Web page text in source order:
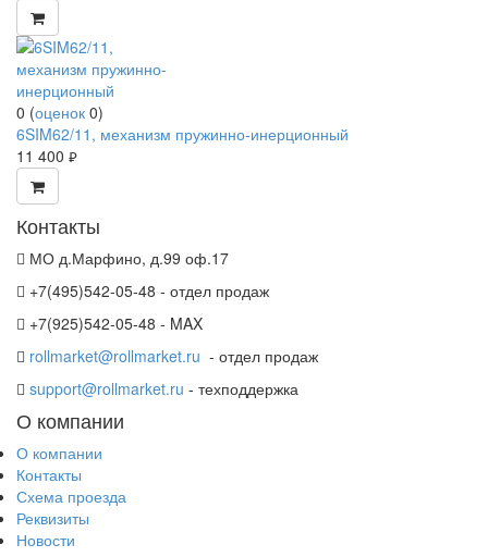
0 (оценок 0)
6SIM62/11, механизм пружинно-инерционный
11 400 руб.
Контакты
МО д.Марфино, д.99 оф.17
+7(495)542-05-48 - отдел продаж
+7(925)542-05-48 - MAX
rollmarket@rollmarket.ru - отдел продаж
support@rollmarket.ru - техподдержка
О компании
О компании
Контакты
Схема проезда
Реквизиты
Новости